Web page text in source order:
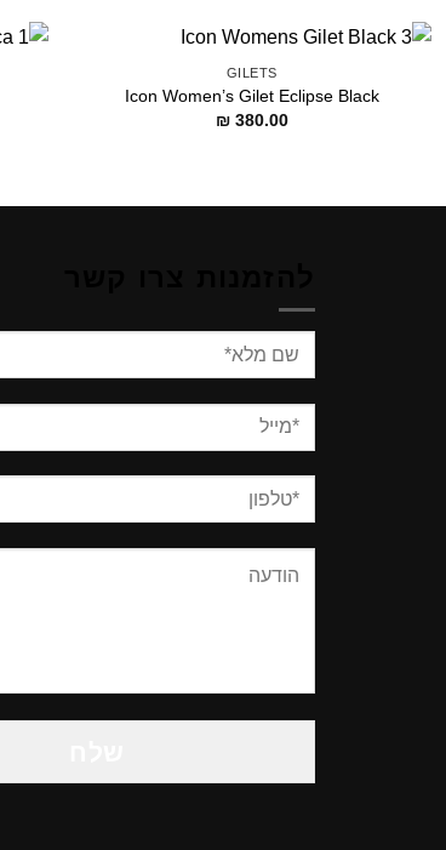
GILETS
Icon Women’s Gilet Eclipse Black
₪380.00
Please
this